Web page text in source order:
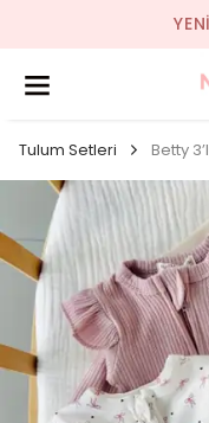
Tulum Setleri Betty